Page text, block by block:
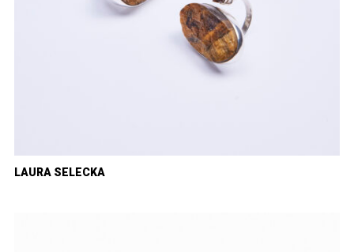
LAURA SELECKA